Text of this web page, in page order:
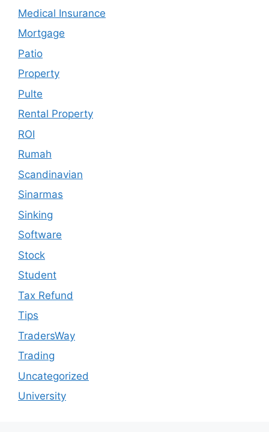
Medical Insurance
Mortgage
Patio
Property
Pulte
Rental Property
ROI
Rumah
Scandinavian
Sinarmas
Sinking
Software
Stock
Student
Tax Refund
Tips
TradersWay
Trading
Uncategorized
University